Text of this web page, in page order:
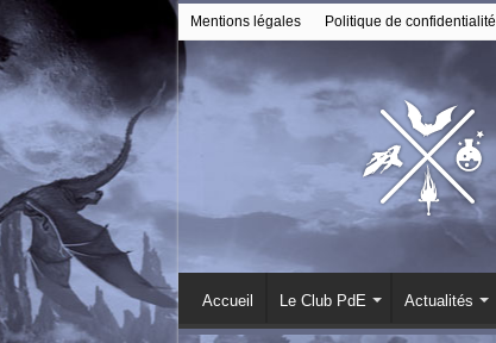
Mentions légales Politique de confidentialité
Accueil Le Club PdE Actualités